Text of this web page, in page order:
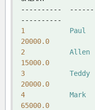
----------
----------
1
Paul
20000.0
2
Allen
15000.0
3
Teddy
20000.0
4
Mark
65000.0